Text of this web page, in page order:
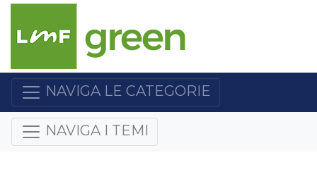
NAVIGA LE CATEGORIE
NAVIGA I TEMI